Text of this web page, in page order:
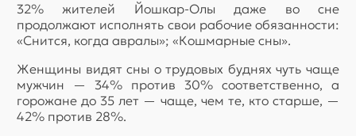
32% жителей Йошкар-Олы даже во сне
продолжают исполнять свои рабочие обязанности:
«Снится, когда авралы»; «Кошмарные сны».
Женщины видят сны о трудовых буднях чуть чаще
мужчин — 34% против 30% соответственно, а
горожане до 35 лет — чаще, чем те, кто старше, —
42% против 28%.